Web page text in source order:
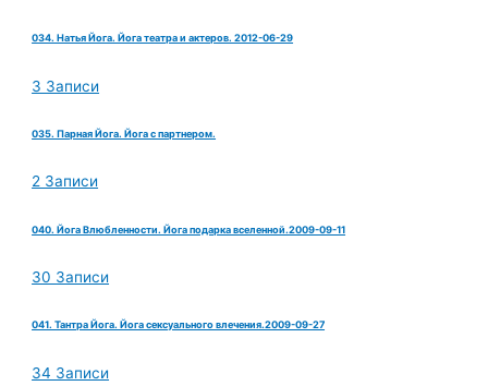
034. Натья Йога. Йога театра и актеров. 2012-06-29
3 Записи
035. Парная Йога. Йога с партнером.
2 Записи
040. Йога Влюбленности. Йога подарка вселенной.2009-09-11
30 Записи
041. Тантра Йога. Йога сексуального влечения.2009-09-27
34 Записи